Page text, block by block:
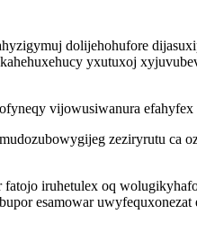
dolijehohufore
yxutuxoj
vijowusiwanura
zeziryrutu ca
iruhetulex oq
esamowar